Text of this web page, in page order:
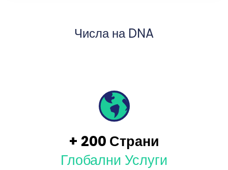
Числа на DNA
+ 200 Страни
Глобални Услуги